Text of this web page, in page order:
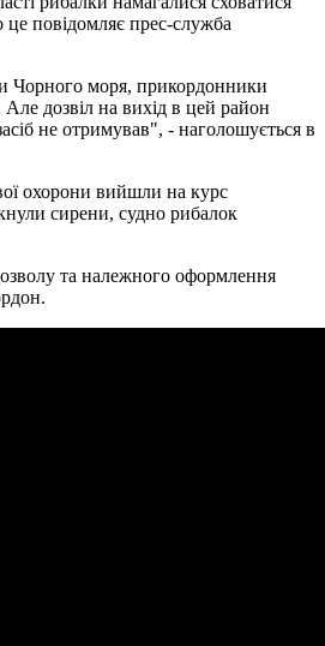
повідомляє прес-служба
Чорного моря, прикордонники
дозвіл на вихід в цей район
не отримував", - наголошується в
охорони вийшли на курс
сирени, судно рибалок
та належного оформлення